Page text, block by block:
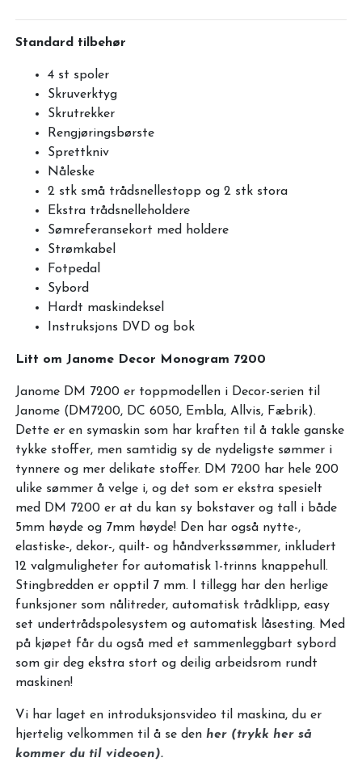
Standard tilbehør
4 st spoler
Skruverktyg
Skrutrekker
Rengjøringsbørste
Sprettkniv
Nåleske
2 stk små trådsnellestopp og 2 stk stora
Ekstra trådsnelleholdere
Sømreferansekort med holdere
Strømkabel
Fotpedal
Sybord
Hardt maskindeksel
Instruksjons DVD og bok
Litt om Janome Decor Monogram 7200
Janome DM 7200 er toppmodellen i Decor-serien til
Janome (DM7200, DC 6050, Embla, Allvis, Fæbrik).
Dette er en symaskin som har kraften til å takle ganske
tykke stoffer, men samtidig sy de nydeligste sømmer i
tynnere og mer delikate stoffer. DM 7200 har hele 200
ulike sømmer å velge i, og det som er ekstra spesielt
med DM 7200 er at du kan sy bokstaver og tall i både
5mm høyde og 7mm høyde! Den har også nytte-,
elastiske-, dekor-, quilt- og håndverkssømmer, inkludert
12 valgmuligheter for automatisk 1-trinns knappehull.
Stingbredden er opptil 7 mm. I tillegg har den herlige
funksjoner som nålitreder, automatisk trådklipp, easy
set undertrådspolesystem og automatisk låsesting. Med
på kjøpet får du også med et sammenleggbart sybord
som gir deg ekstra stort og deilig arbeidsrom rundt
maskinen!
Vi har laget en introduksjonsvideo til maskina, du er
hjertelig velkommen til å se den her (trykk her så
kommer du til videoen).